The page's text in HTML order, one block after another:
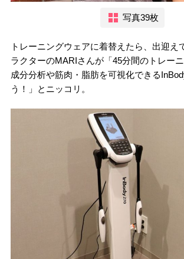
写真39枚
トレーニングウェアに着替えたら、出迎え
ラクターのMARIさんが「45分間のトレー
成分分析や筋肉・脂肪を可視化できる
う！」とニッコリ。